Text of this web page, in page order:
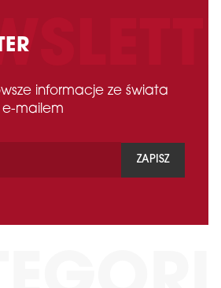
informacje ze świata
mailem
ZAPISZ